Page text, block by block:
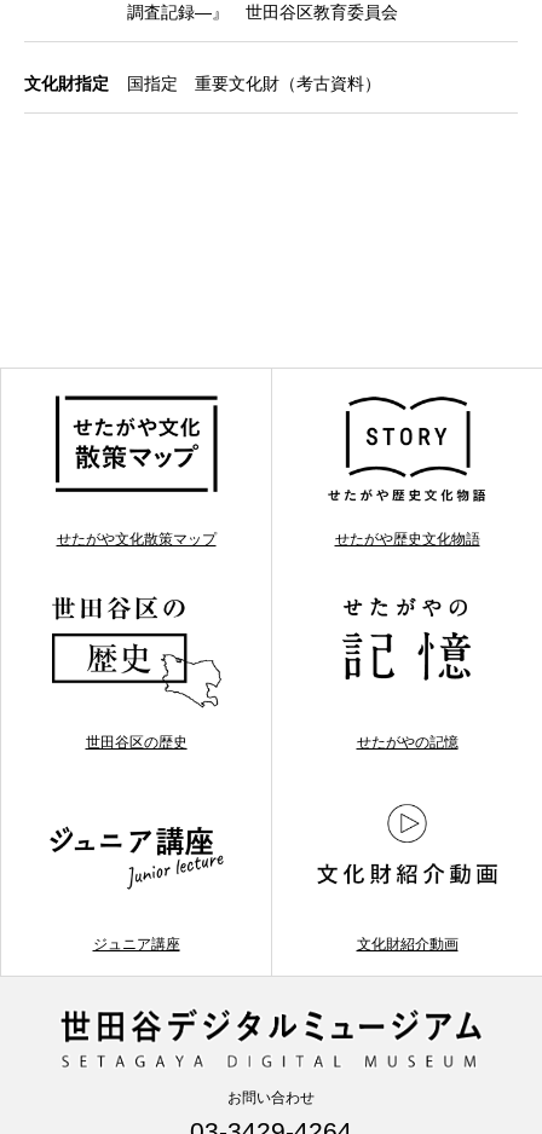
調査記録―』 世田谷区教育委員会
文化財指定 国指定 重要文化財（考古資料）
せたがや文化散策マップ せたがや歴史文化物語
世田谷区の歴史 せたがやの記憶
ジュニア講座 文化財紹介動画
お問い合わせ